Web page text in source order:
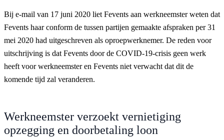
Bij e-mail van 17 juni 2020 liet Fevents aan werkneemster weten dat
Fevents haar conform de tussen partijen gemaakte afspraken per 31
mei 2020 had uitgeschreven als oproepwerknemer. De reden voor
uitschrijving is dat Fevents door de COVID-19-crisis geen werk
heeft voor werkneemster en Fevents niet verwacht dat dit de
komende tijd zal veranderen.
Werkneemster verzoekt vernietiging
opzegging en doorbetaling loon